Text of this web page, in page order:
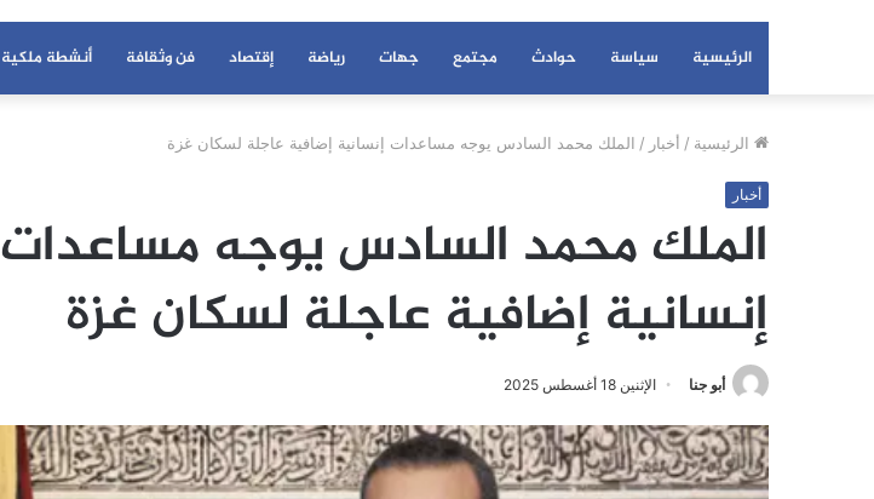
الرئيسية سياسة حوادث مجتمع جهات رياضة إقتصاد فن وثقافة أنشطة ملكية
الرئيسية / أخبار / الملك محمد السادس يوجه مساعدات إنسانية إضافية عاجلة لسكان غزة
أخبار
الملك محمد السادس يوجه مساعدات
إنسانية إضافية عاجلة لسكان غزة
أبو جنا الإثنين 18 أغسطس 2025